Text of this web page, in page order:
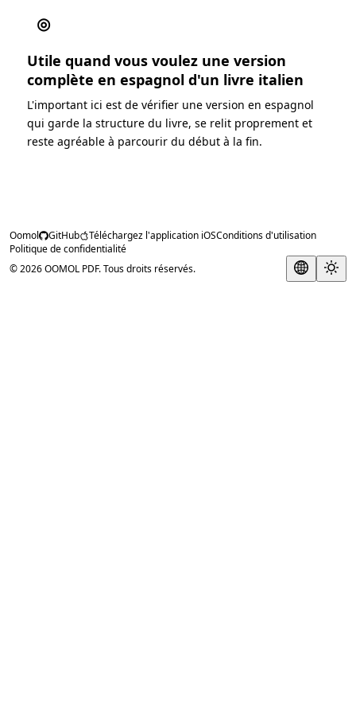
◎
Utile quand vous voulez une version
complète en espagnol d'un livre italien
L'important ici est de vérifier une version en espagnol
qui garde la structure du livre, se relit proprement et
reste agréable à parcourir du début à la fin.
Oomol GitHub Téléchargez l'application iOSConditions d'utilisation
Politique de confidentialité
© 2026 OOMOL PDF. Tous droits réservés.